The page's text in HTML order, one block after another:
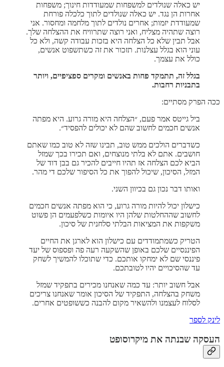
יש כאלה שנולדים למשפחות שמעודדות חינוך; משפחות
אחרות הן נגד. יש כאלה שנולדים לתוך כלכלה פורחת
שמעודדת יזמות; אחרים נולדים לתוך מלחמה ומחסור. אני
רוצה שתהיה מצליח, ואני רוצה שתרוויח את ההצלחה שלך.
אבל תבין שלא כל הצלחה היא בזכות עבודה קשה, ולא כל
עוני הוא בגלל עצלנות. תזכור את זה כשתשפוט אנשים,
כולל את עצמך.
בגלל זה, תתמקד פחות באנשים ומקרים ספציפיים, ויותר
בתבניות רחבות.
ככה הפרק מסתיים:
ביל גייטס אמר פעם, ״הצלחה היא מורה גרוע. היא מפתה
אנשים חכמים לחשוב שהם לא יכולים להפסיד״.
כשדברים הולכים ממש טוב, תבינו שזה לא טוב כמו שאתם
חושבים. אתם לא בלתי מנוצחים, ואם תכירו בכך שמזל
הביא לכם הצלחה אז תהיו חייבים להכיר גם בבן דוד של
המזל, הסיכון, שיכול להפוך את כל הסיפור שלכם די מהר.
ואותו דבר נכון גם בכיוון השני.
כישלון יכול להיות מורה גרוע, כי הוא מפתה אנשים חכמים
לחשוב שההחלטות שלהן היו איומות כשלפעמים הן פשוט
משקפות את המציאות הבלתי סלחנית של סיכון.
הטריק כשמתמודדים עם כישלון הוא לארגן את החיים
הפיננסיים שלכם באופן שהשקעה רעה פה ופספוס של יעד
פיננסי שם לא ימחקו אותכם. כדי שתוכלו להמשיך לשחק
עד שהסיכויים יהיו לטובתכם.
אבל חשוב יותר: עד כמה שאנחנו מכירים בתפקיד שמזל
משחק בהצלחה, התפקיד של הסיכון אומר שאנחנו צריכים
לסלוח לעצמנו ולהשאיר מקום להבנה כששופטים אחרים.
לינק לספר
העסקה שבנתה את מיקרוסופט